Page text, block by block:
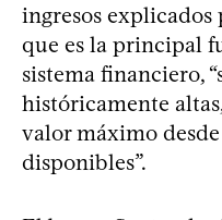
ingresos explicados
que es la principal
sistema financiero,
históricamente
valor máximo
disponibles”.